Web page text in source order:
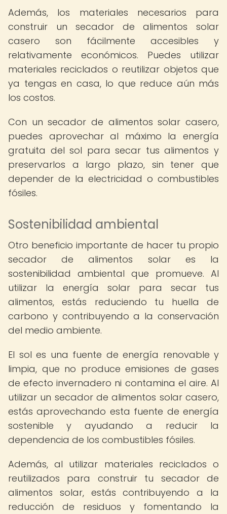
Además, los materiales necesarios para
construir un secador de alimentos solar
casero son fácilmente accesibles y
relativamente económicos. Puedes utilizar
materiales reciclados o reutilizar objetos que
ya tengas en casa, lo que reduce aún más
los costos.
Con un secador de alimentos solar casero,
puedes aprovechar al máximo la energía
gratuita del sol para secar tus alimentos y
preservarlos a largo plazo, sin tener que
depender de la electricidad o combustibles
fósiles.
Sostenibilidad ambiental
Otro beneficio importante de hacer tu propio
secador de alimentos solar es la
sostenibilidad ambiental que promueve. Al
utilizar la energía solar para secar tus
alimentos, estás reduciendo tu huella de
carbono y contribuyendo a la conservación
del medio ambiente.
El sol es una fuente de energía renovable y
limpia, que no produce emisiones de gases
de efecto invernadero ni contamina el aire. Al
utilizar un secador de alimentos solar casero,
estás aprovechando esta fuente de energía
sostenible y ayudando a reducir la
dependencia de los combustibles fósiles.
Además, al utilizar materiales reciclados o
reutilizados para construir tu secador de
alimentos solar, estás contribuyendo a la
reducción de residuos y fomentando la